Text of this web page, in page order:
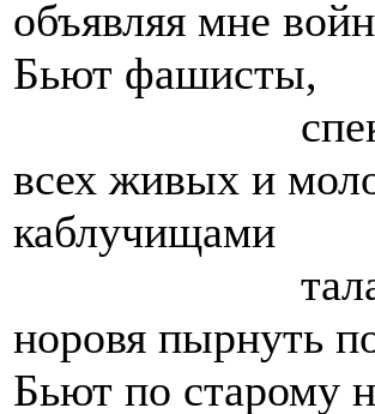
объявляя мне
Бьют фашисты,
всех живых и
каблучищами
норовя пырнуть
Бьют по старому